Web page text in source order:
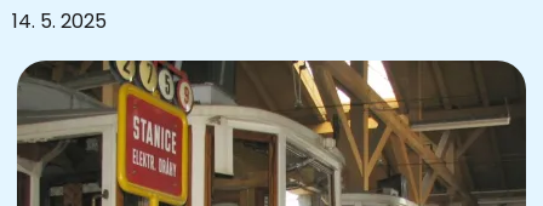
14. 5. 2025